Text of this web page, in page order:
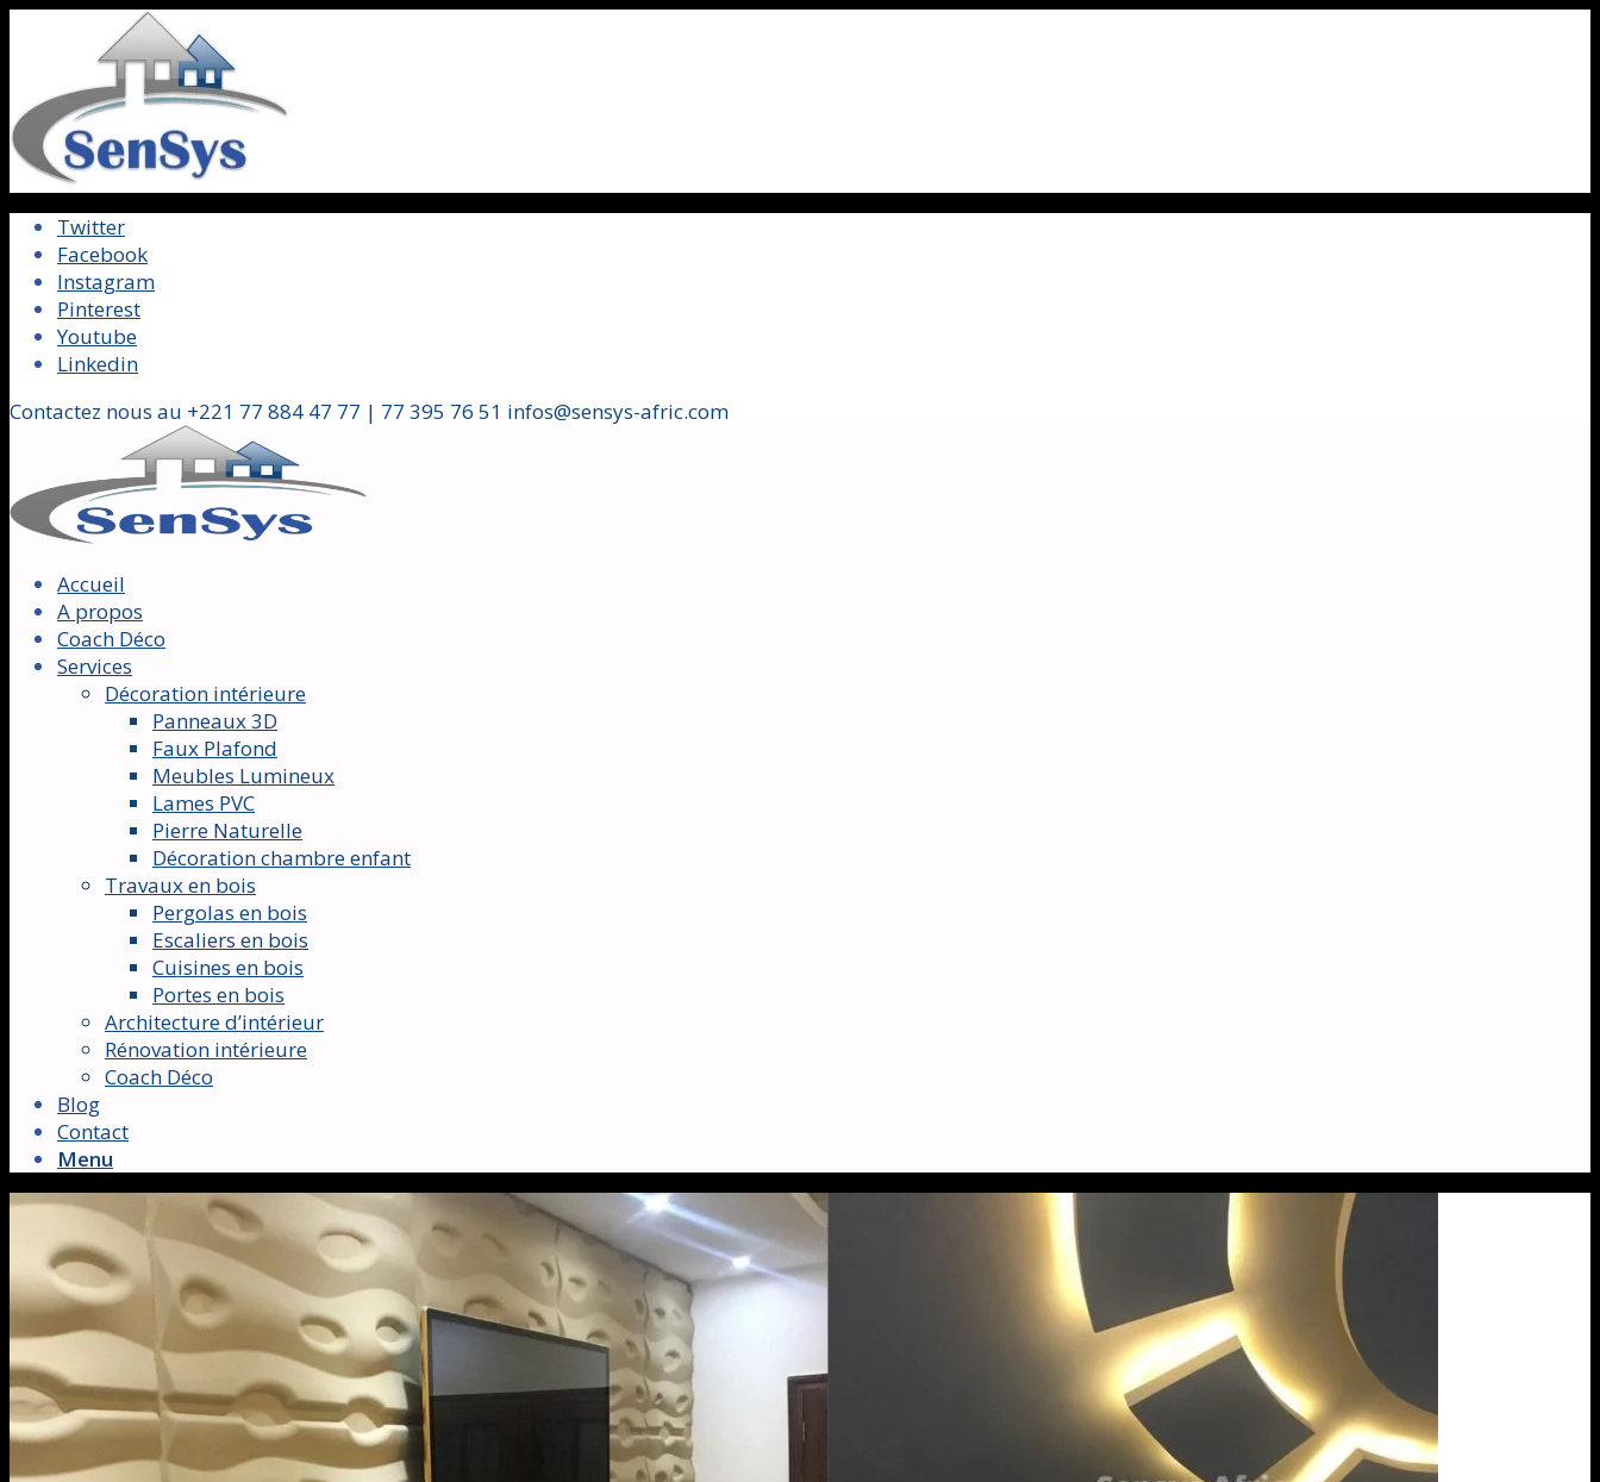
Twitter
Facebook
Instagram
Pinterest
Youtube
Linkedin
Contactez nous au +221 77 884 47 77 | 77 395 76 51 infos@sensys-afric.com
Accueil
A propos
Coach Déco
Services
Décoration intérieure
Panneaux 3D
Faux Plafond
Meubles Lumineux
Lames PVC
Pierre Naturelle
Décoration chambre enfant
Travaux en bois
Pergolas en bois
Escaliers en bois
Cuisines en bois
Portes en bois
Architecture d’intérieur
Rénovation intérieure
Coach Déco
Blog
Contact
Menu